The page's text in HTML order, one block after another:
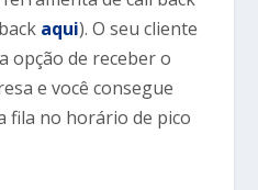
aqui). O seu cliente
opção de receber o
e você consegue
fila no horário de pico